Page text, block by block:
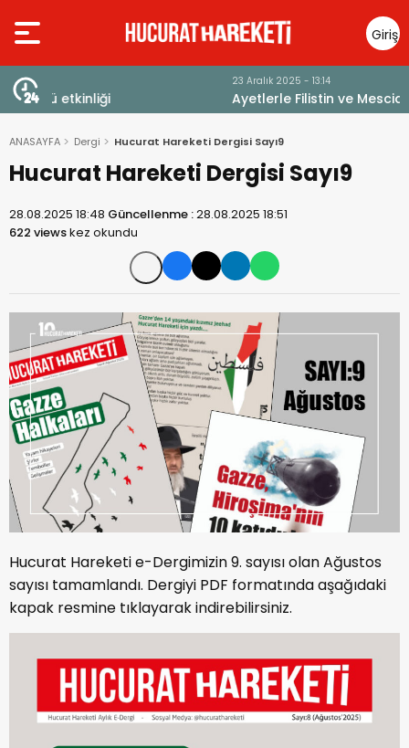
Giriş
Yap
Ayetlerle Filistin ve Mescid-i Aksa
ANASAYFA Dergi Hucurat Hareketi Dergisi Sayı9
Hucurat Hareketi Dergisi Sayı9
28.08.2025 18:48 Güncellenme :28.08.2025 18:51
622 viewskez okundu
Hucurat Hareketi e-Dergimizin 9. sayısı olan Ağustos
sayısı tamamlandı. Dergiyi PDF formatında aşağıdaki
kapak resmine tıklayarak indirebilirsiniz.